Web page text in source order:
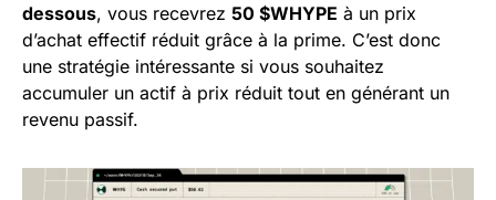
dessous, vous recevrez 50 $WHYPE à un prix
d’achat effectif réduit grâce à la prime. C’est donc
une stratégie intéressante si vous souhaitez
accumuler un actif à prix réduit tout en générant un
revenu passif.